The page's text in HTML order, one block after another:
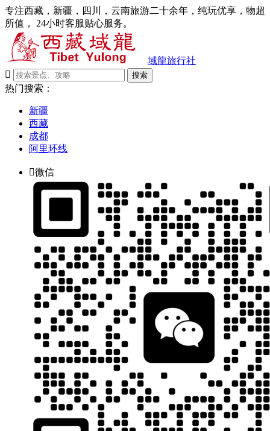
专注西藏，新疆，四川，云南旅游二十余年，纯玩优享，物超
所值， 24小时客服贴心服务。
域龍旅行社

搜索
热门搜索：
新疆
西藏
成都
阿里环线
微信